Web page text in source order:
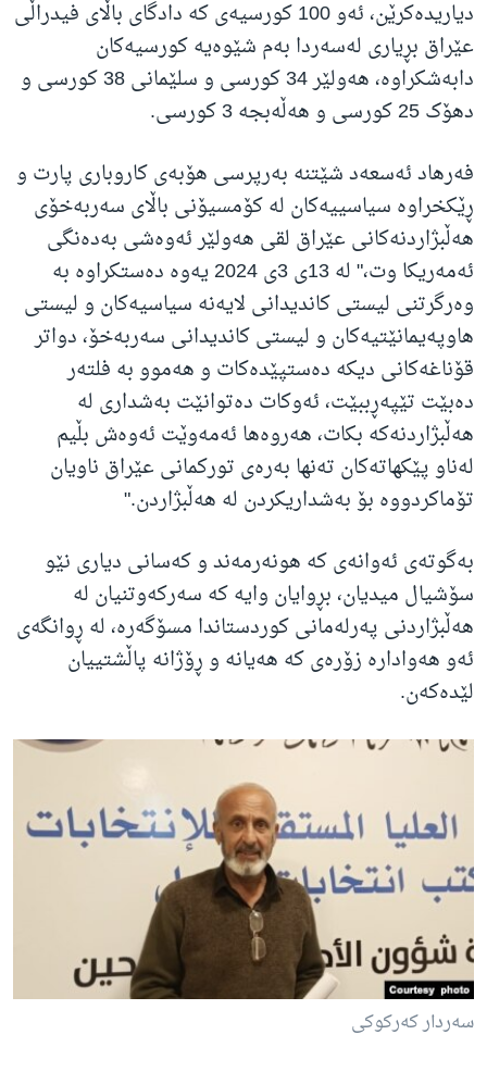
دیاریدەکرێن، ئەو 100 کورسیەی کە دادگای باڵای فیدراڵی
عێراق بڕیاری لەسەردا بەم شێوەیە کورسیەکان
دابەشکراوە، هەولێر 34 کورسی و سلێمانی 38 کورسی و
دهۆک 25 کورسی و هەڵەبجە 3 کورسی.
فەرهاد ئەسعەد شێتنە بەرپرسی هۆبەی کاروباری پارت و
ڕێکخراوە سیاسییەکان لە کۆمسیۆنی باڵای سەربەخۆی
هەڵبژاردنەکانی عێراق لقی هەولێر ئەوەشی بەدەنگی
ئەمەریکا وت،" لە 13ی 3ی 2024 یەوە دەستکراوە بە
وەرگرتنی لیستی کاندیدانی لایەنە سیاسیەکان و لیستی
هاوپەیمانێتیەکان و لیستی کاندیدانی سەربەخۆ، دواتر
قۆناغەکانی دیکە دەستپێدەکات و هەموو بە فلتەر
دەبێت تێپەڕببێت، ئەوکات دەتوانێت بەشداری لە
هەڵبژاردنەکە بکات، هەروەها ئەمەوێت ئەوەش بڵیم
لەناو پێکهاتەکان تەنها بەرەی تورکمانی عێراق ناویان
تۆماکردووە بۆ بەشداریکردن لە هەڵبژاردن."
بەگوتەی ئەوانەی کە هونەرمەند و کەسانی دیاری نێو
سۆشیال میدیان، بڕوایان وایە کە سەرکەوتنیان لە
هەڵبژاردنی پەرلەمانی کوردستاندا مسۆگەرە، لە ڕوانگەی
ئەو هەوادارە زۆرەی کە هەیانە و ڕۆژانە پاڵشتییان
لێدەکەن.
سەردار کەرکوکی